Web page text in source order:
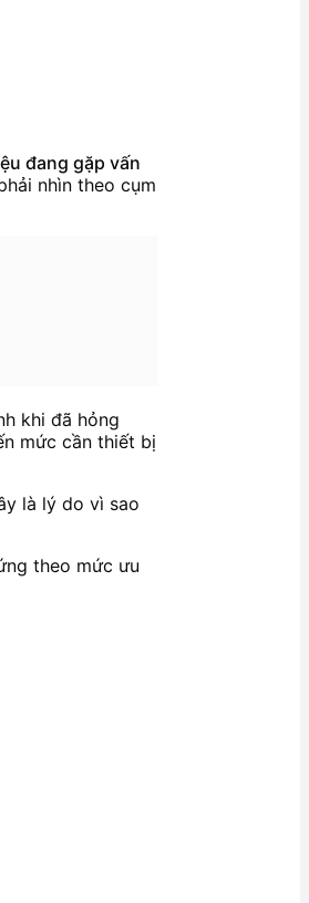
đang gặp vấn
nhìn theo cụm
khi đã hỏng
mức cần thiết bị
là lý do vì sao
theo mức ưu